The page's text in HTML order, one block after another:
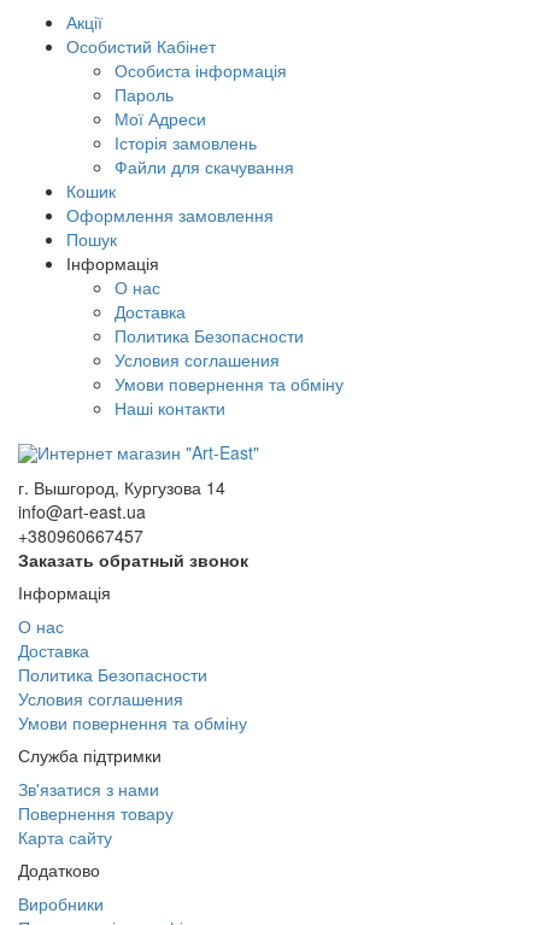
Акції
Особистий Кабінет
Особиста інформація
Пароль
Мої Адреси
Історія замовлень
Файли для скачування
Кошик
Оформлення замовлення
Пошук
Інформація
О нас
Доставка
Политика Безопасности
Условия соглашения
Умови повернення та обміну
Наші контакти
г. Вышгород, Кургузова 14
info@art-east.ua
+380960667457
Заказать обратный звонок
Інформація
О нас
Доставка
Политика Безопасности
Условия соглашения
Умови повернення та обміну
Служба підтримки
Зв'язатися з нами
Повернення товару
Карта сайту
Додатково
Виробники